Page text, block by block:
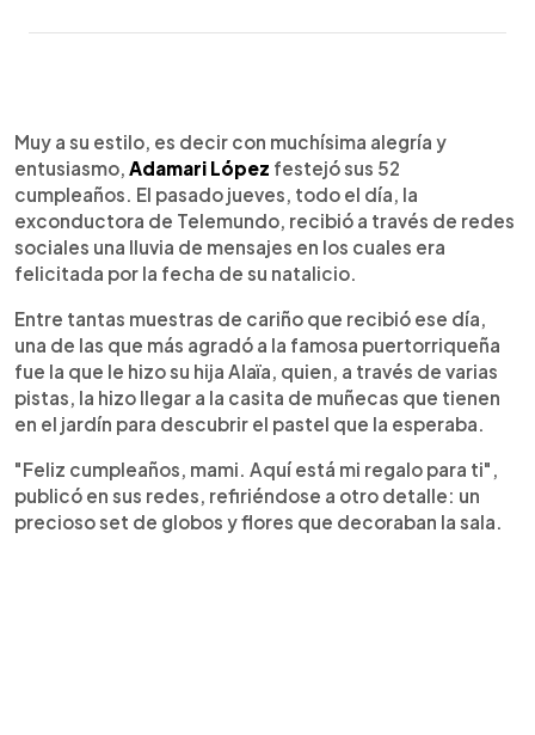
Escuchar artículo
Muy a su estilo, es decir con muchísima alegría y
entusiasmo, Adamari López festejó sus 52
cumpleaños. El pasado jueves, todo el día, la
exconductora de Telemundo, recibió a través de redes
sociales una lluvia de mensajes en los cuales era
felicitada por la fecha de su natalicio.
Entre tantas muestras de cariño que recibió ese día,
una de las que más agradó a la famosa puertorriqueña
fue la que le hizo su hija Alaïa, quien, a través de varias
pistas, la hizo llegar a la casita de muñecas que tienen
en el jardín para descubrir el pastel que la esperaba.
"Feliz cumpleaños, mami. Aquí está mi regalo para ti",
publicó en sus redes, refiriéndose a otro detalle: un
precioso set de globos y flores que decoraban la sala.